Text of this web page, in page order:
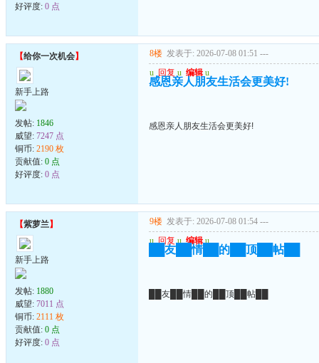
好评度: 0 点
【给你一次机会】
新手上路
发帖: 1846
威望: 7247 点
铜币: 2190 枚
贡献值: 0 点
好评度: 0 点
8楼 发表于: 2026-07-08 01:51 ---
u 回复 u 编辑 u
感恩亲人朋友生活会更美好!
感恩亲人朋友生活会更美好!
【紫萝兰】
新手上路
发帖: 1880
威望: 7011 点
铜币: 2111 枚
贡献值: 0 点
好评度: 0 点
9楼 发表于: 2026-07-08 01:54 ---
u 回复 u 编辑 u
██友██情██的██顶██帖██
██友██情██的██顶██帖██